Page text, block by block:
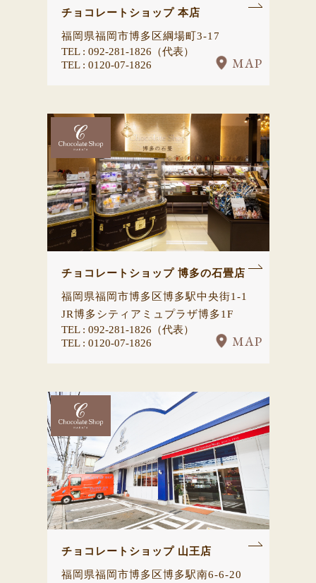
チョコレートショップ 本店
福岡県福岡市博多区綱場町3-17
TEL : 092-281-1826（代表）
TEL : 0120-07-1826
MAP
チョコレートショップ 博多の石畳店
福岡県福岡市博多区博多駅中央街1-1
JR博多シティアミュプラザ博多1F
TEL : 092-281-1826（代表）
TEL : 0120-07-1826
MAP
チョコレートショップ 山王店
福岡県福岡市博多区博多駅南6-6-20